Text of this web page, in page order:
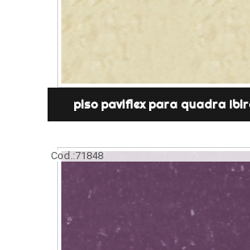
piso paviflex para quadra
Cod.:71848